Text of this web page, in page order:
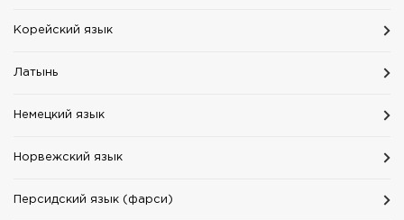
Корейский язык
Латынь
Немецкий язык
Норвежский язык
Персидский язык (фарси)